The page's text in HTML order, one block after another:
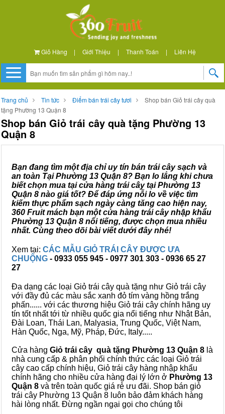
Giỏ Hàng | Giới Thiệu | Thanh Toán | Liên Hệ
Trang chủ Tin tức Điểm bán trái cây tươi
Shop bán Giỏ trái cây quà
tặng Phường 13 Quận 8
Shop bán Giỏ trái cây quà tặng Phường 13
Quận 8
Bạn đang tìm một địa chỉ uy tín bán trái cây sạch và
an toàn Tại Phường 13 Quận 8? Bạn lo lắng khi chưa
biết chọn mua tại cửa hàng trái cây tại Phường 13
Quận 8 nào giá tốt? Để đáp ứng nỗi lo về việc tìm
kiếm thực phẩm sạch ngày càng tăng cao hiện nay,
360 Fruit mách bạn một cửa hàng trái cây nhập khẩu
Phường 13 Quận 8 nổi tiếng, được chọn mua nhiều
nhất. Cùng theo dõi bài viết dưới đây nhé!
Xem tại: CÁC MẪU GIỎ TRÁI CÂY ĐƯỢC ƯA
CHUỘNG - 0933 055 945 - 0977 301 303 - 0936 65 27
27
Đa dạng các loại Giỏ trái cây quà tặng như Giỏ trái cây
với đầy đủ các màu sắc xanh đỏ tím vàng hồng trắng
phấn...... với các thương hiệu Giỏ trái cây chính hãng uy
tín tốt nhất tới từ nhiều quốc gia nổi tiếng như Nhật Bản,
Đài Loan, Thái Lan, Malyasia, Trung Quốc, Việt Nam,
Hàn Quốc, Nga, Mỹ, Pháp, Đức, Italy.....
Cửa hàng Giỏ trái cây quà tặng Phường 13 Quận 8 là
nhà cung cấp & phân phối chính thức các loại Giỏ trái
cây cao cấp chính hiệu, Giỏ trái cây hàng nhập khẩu
chính hãng cho nhiều cửa hàng đại lý lớn ở Phường 13
Quận 8 và trên toàn quốc giá rẻ ưu đãi. Shop bán giỏ
trái cây Phường 13 Quận 8 luôn bảo đảm khách hàng
hài lòng nhất. Đừng ngần ngại gọi cho chúng tôi